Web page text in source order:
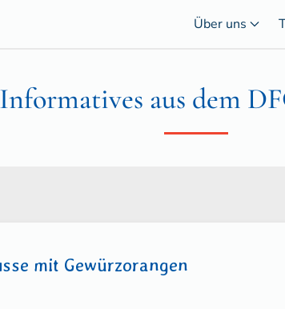
Über uns
Informatives aus dem
mit Gewürzorangen